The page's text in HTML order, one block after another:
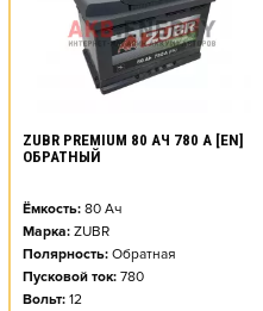
ZUBR PREMIUM 80 АЧ 780 А [EN]
ОБРАТНЫЙ
Ёмкость: 80 Ач
Марка: ZUBR
Полярность: Обратная
Пусковой ток: 780
Вольт: 12